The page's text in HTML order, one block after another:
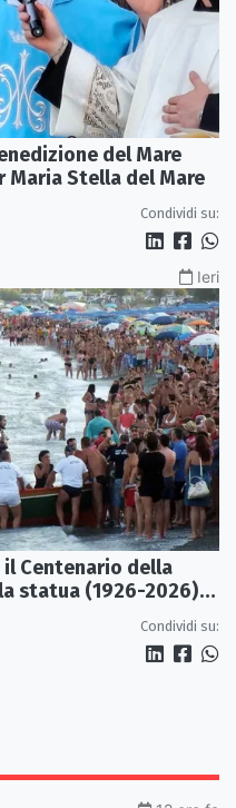
del Mare
Stella del Mare
Condividi su:
Ieri
Centenario della
statua (1926-2026)
Condividi su: